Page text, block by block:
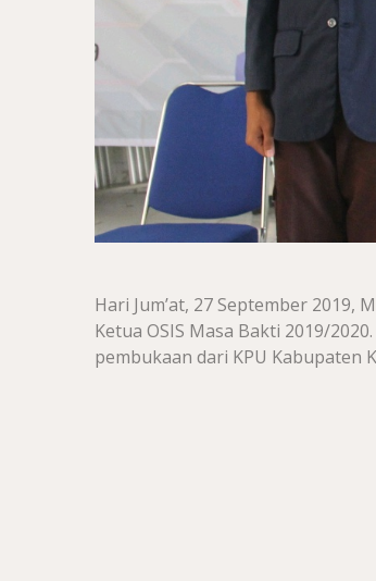
Hari Jum’at, 27 September 2019,
Ketua OSIS Masa Bakti 2019/
pembukaan dari KPU Kabupaten